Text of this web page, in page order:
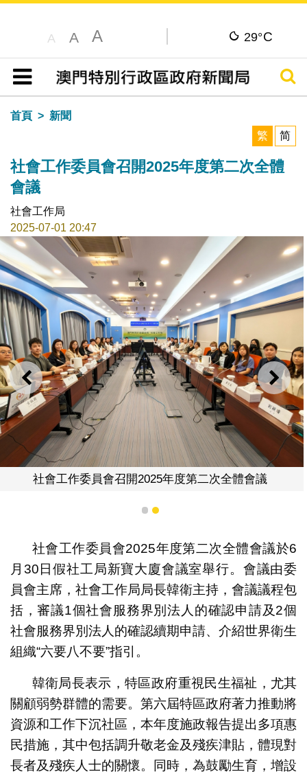
A A A 29°C
目錄
搜尋
首頁
新聞
繁
简
社會工作委員會召開2025年度第二次全體
會議
社會工作局
2025-07-01 20:47
上一則 下一
社會工作委員會召開2025年度第二次全體會議
1 2
社會工作委員會2025年度第二次全體會議於6
月30日假社工局新寶大廈會議室舉行。會議由委
員會主席，社會工作局局長韓衛主持，會議議程包
括，審議1個社會服務界別法人的確認申請及2個
社會服務界別法人的確認續期申請、介紹世界衛生
組織“六要八不要”指引。
韓衛局長表示，特區政府重視民生福祉，尤其
關顧弱勢群體的需要。第六屆特區政府著力推動將
資源和工作下沉社區，本年度施政報告提出多項惠
民措施，其中包括調升敬老金及殘疾津貼，體現對
長者及殘疾人士的關懷。同時，為鼓勵生育，增設